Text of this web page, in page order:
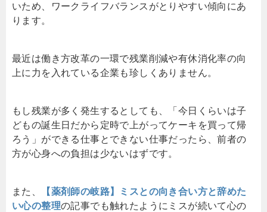
いため、ワークライフバランスがとりやすい傾向にあ
ります。
最近は働き方改革の一環で残業削減や有休消化率の向
上に力を入れている企業も珍しくありません。
もし残業が多く発生するとしても、「今日くらいは子
どもの誕生日だから定時で上がってケーキを買って帰
ろう」ができる仕事とできない仕事だったら、前者の
方が心身への負担は少ないはずです。
また、
【薬剤師の岐路】ミスとの向き合い方と辞めた
い心の整理の記事でも触れたようにミスが続いて心の